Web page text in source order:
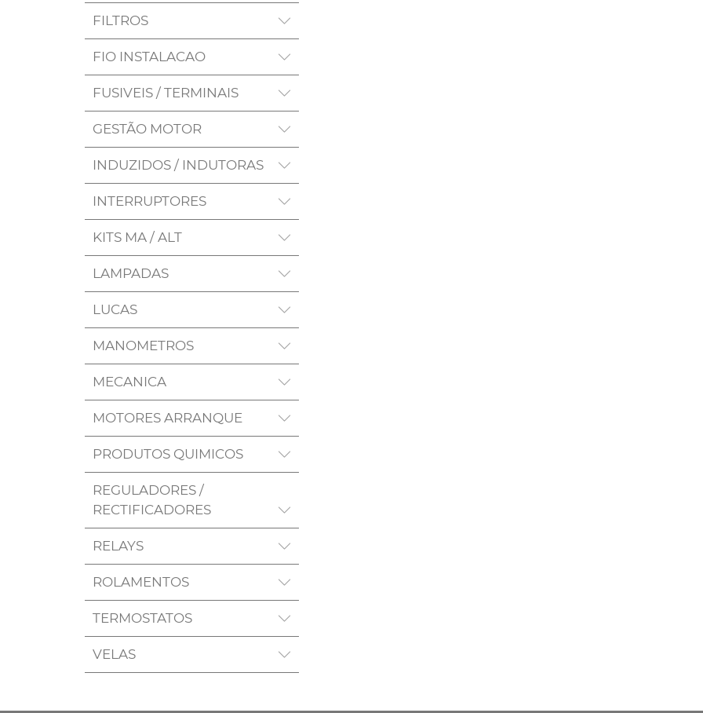
FILTROS
FIO INSTALACAO
FUSIVEIS / TERMINAIS
GESTÃO MOTOR
INDUZIDOS / INDUTORAS
INTERRUPTORES
KITS MA / ALT
LAMPADAS
LUCAS
MANOMETROS
MECANICA
MOTORES ARRANQUE
PRODUTOS QUIMICOS
REGULADORES /
RECTIFICADORES
RELAYS
ROLAMENTOS
TERMOSTATOS
VELAS